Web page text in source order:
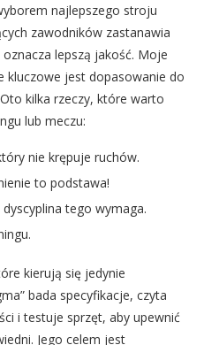
najlepszego stroju
zawodników zastanawia
lepszą jakość. Moje
kluczowe jest dopasowanie do
kilka rzeczy, które warto
lub meczu:
nie krępuje ruchów.
to podstawa!
tego wymaga.
kierują się jedynie
bada specyfikacje, czyta
i testuje sprzęt, aby upewnić
Jego celem jest